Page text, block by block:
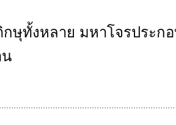
ษุทั้งหลาย มหาโจรประก